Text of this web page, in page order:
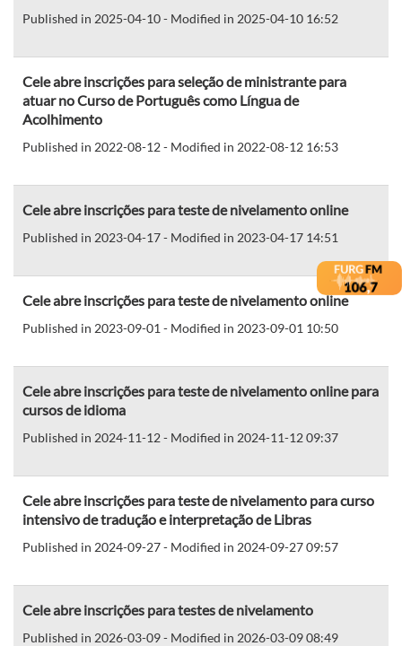
Published in 2025-04-10 - Modified in 2025-04-10 16:52
Cele abre inscrições para seleção de ministrante para
atuar no Curso de Português como Língua de
Acolhimento
Published in 2022-08-12 - Modified in 2022-08-12 16:53
Cele abre inscrições para teste de nivelamento online
Published in 2023-04-17 - Modified in 2023-04-17 14:51
Cele abre inscrições para teste de nivelamento online
Published in 2023-09-01 - Modified in 2023-09-01 10:50
Cele abre inscrições para teste de nivelamento online para
cursos de idioma
Published in 2024-11-12 - Modified in 2024-11-12 09:37
Cele abre inscrições para teste de nivelamento para curso
intensivo de tradução e interpretação de Libras
Published in 2024-09-27 - Modified in 2024-09-27 09:57
Cele abre inscrições para testes de nivelamento
Published in 2026-03-09 - Modified in 2026-03-09 08:49